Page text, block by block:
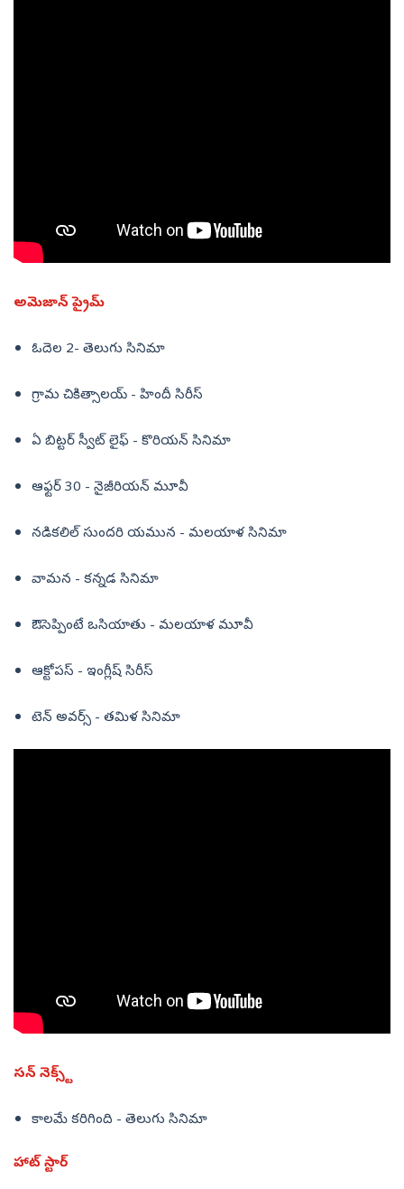
అమెజాన్ ప్రైమ్
ఓదెల 2- తెలుగు సినిమా
గ్రామ చికిత్సాలయ్ - హిందీ సిరీస్
ఏ బిట్టర్ స్వీట్ లైఫ్ - కొరియన్ సినిమా
ఆఫ్టర్ 30 - నైజీరియన్ మూవీ
నడికలిల్ సుందరి యమున - మలయాళ సినిమా
వామన - కన్నడ సినిమా
ఔసెప్పింటే ఒసియాతు - మలయాళ మూవీ
ఆక్టోపస్ - ఇంగ్లీష్ సిరీస్
టెన్ అవర్స్ - తమిళ సినిమా
సన్ నెక్స్ట్
కాలమే కరిగింది - తెలుగు సినిమా
హాట్ స్టార్